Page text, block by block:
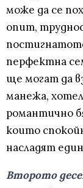
може да се
опит,
перфектна
ще могат да
манежа,
романтично
които
насладят
Второто